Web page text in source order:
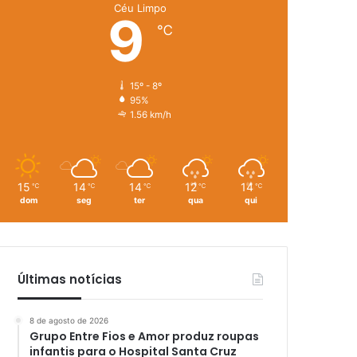
Céu Limpo
9 ℃
15º - 8º
95%
1.56 km/h
15 ℃
dom
14 ℃
seg
14 ℃
ter
12 ℃
qua
14 ℃
qui
Últimas notícias
8 de agosto de 2026
Grupo Entre Fios e Amor produz roupas
infantis para o Hospital Santa Cruz